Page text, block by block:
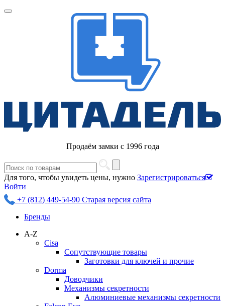
Продаём замки с 1996 года
Для того, чтобы увидеть цены, нужно Зарегистрироваться
Войти
+7 (812) 449-54-90 Старая версия сайта
Бренды
A-Z
Cisa
Сопутствующие товары
Заготовки для ключей и прочие
Dorma
Доводчики
Механизмы секретности
Алюминиевые механизмы секретности